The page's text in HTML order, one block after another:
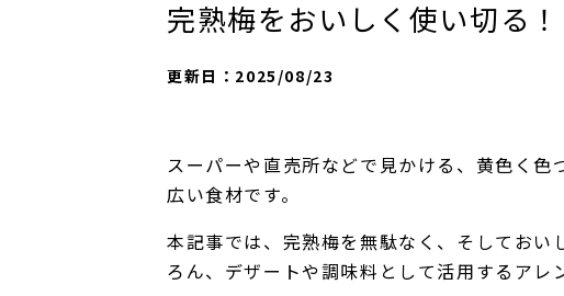
完熟梅をおいしく使い切る
更新日： 2025/08/23
スーパーや直売所などで見かける、黄色く
広い食材です。
本記事では、完熟梅を無駄なく、そしてお
ろん、デザートや調味料として活用するアレ